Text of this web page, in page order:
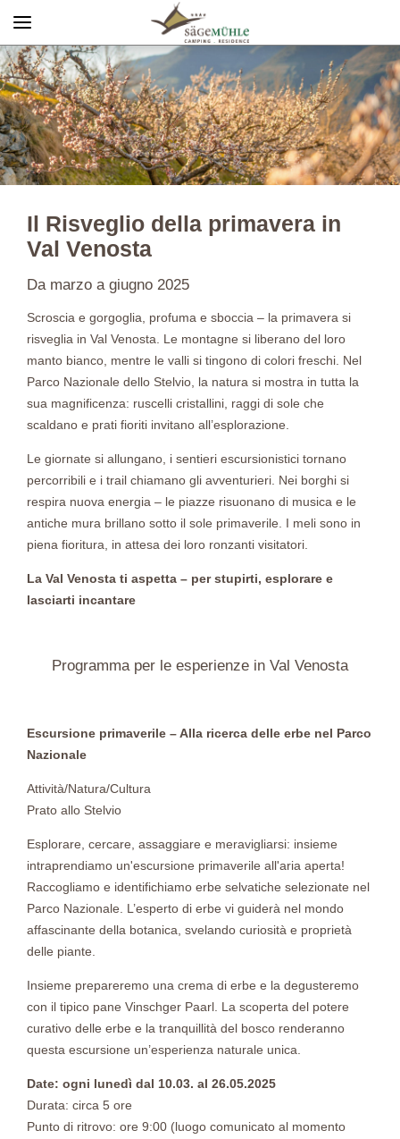
Menü
Il Risveglio della primavera in
Val Venosta
Da marzo a giugno 2025
Scroscia e gorgoglia, profuma e sboccia – la primavera si
risveglia in Val Venosta. Le montagne si liberano del loro
manto bianco, mentre le valli si tingono di colori freschi. Nel
Parco Nazionale dello Stelvio, la natura si mostra in tutta la
sua magnificenza: ruscelli cristallini, raggi di sole che
scaldano e prati fioriti invitano all’esplorazione.
Le giornate si allungano, i sentieri escursionistici tornano
percorribili e i trail chiamano gli avventurieri. Nei borghi si
respira nuova energia – le piazze risuonano di musica e le
antiche mura brillano sotto il sole primaverile. I meli sono in
piena fioritura, in attesa dei loro ronzanti visitatori.
La Val Venosta ti aspetta – per stupirti, esplorare e
lasciarti incantare
Programma per le esperienze in Val Venosta
Escursione primaverile – Alla ricerca delle erbe nel Parco
Nazionale
Attività/Natura/Cultura
Prato allo Stelvio
Esplorare, cercare, assaggiare e meravigliarsi: insieme
intraprendiamo un'escursione primaverile all'aria aperta!
Raccogliamo e identifichiamo erbe selvatiche selezionate nel
Parco Nazionale. L’esperto di erbe vi guiderà nel mondo
affascinante della botanica, svelando curiosità e proprietà
delle piante.
Insieme prepareremo una crema di erbe e la degusteremo
con il tipico pane Vinschger Paarl. La scoperta del potere
curativo delle erbe e la tranquillità del bosco renderanno
questa escursione un’esperienza naturale unica.
Date: ogni lunedì dal 10.03. al 26.05.2025
Durata: circa 5 ore
Punto di ritrovo: ore 9:00 (luogo comunicato al momento